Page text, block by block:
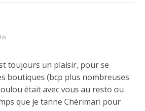
toujours un plaisir, pour se
boutiques (bcp plus nombreuses
était avec vous au resto ou
que je tanne Chérimari pour